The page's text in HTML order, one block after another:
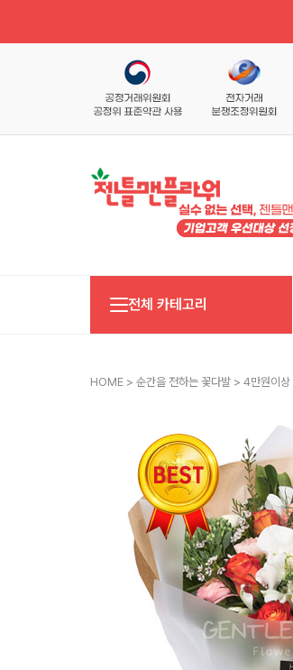
전체 카테고리
HOME > 순간을 전하는 꽃다발 > 4만원이상